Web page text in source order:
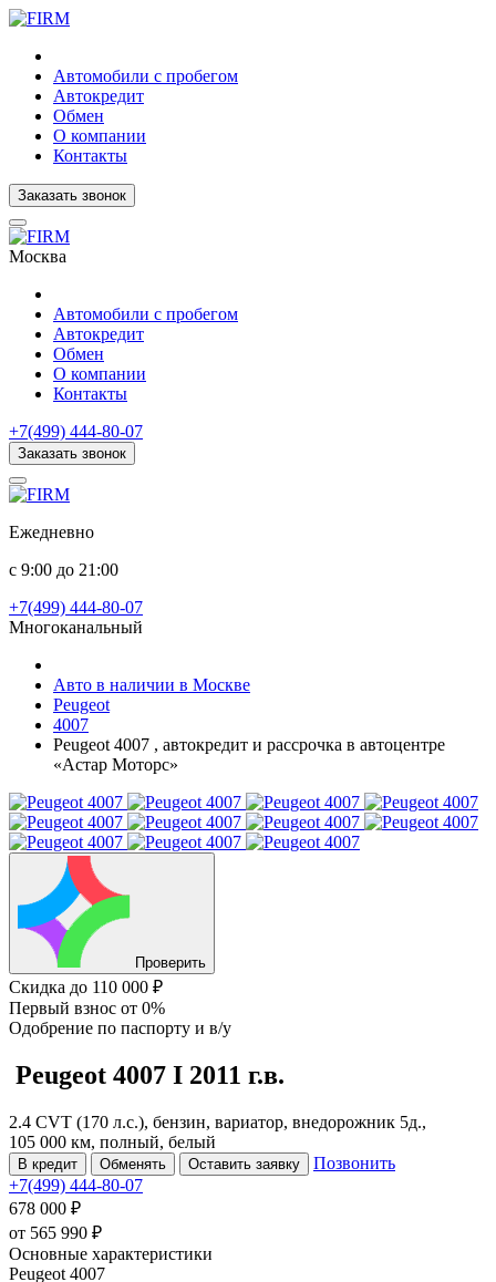
Автомобили с пробегом
Автокредит
Обмен
О компании
Контакты
Заказать звонок
Москва
Автомобили с пробегом
Автокредит
Обмен
О компании
Контакты
+7(499) 444-80-07
Заказать звонок
Ежедневно
с 9:00 до 21:00
+7(499) 444-80-07
Многоканальный
Авто в наличии в Москве
Peugeot
4007
Peugeot 4007 , автокредит и рассрочка в автоцентре
«Астар Моторс»
Проверить
Скидка до 110 000 ₽
Первый взнос от 0%
Одобрение по паспорту и в/у
Peugeot 4007 I 2011 г.в.
2.4 CVT (170 л.с.), бензин, вариатор, внедорожник 5д.,
105 000 км, полный, белый
В кредит Обменять Оставить заявку
Позвонить
+7(499) 444-80-07
678 000 ₽
от 565 990 ₽
Основные характеристики
Peugeot 4007